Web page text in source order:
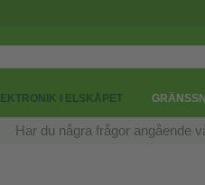
I ELSKÅPET
Har du några frågor angående